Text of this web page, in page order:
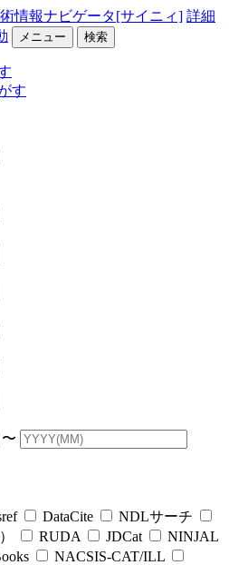
情報ナビゲータ[サイニィ] 詳細
メニュー 検索
す
〜
DataCite
NDLサーチ
RUDA JDCat
NINJAL
NACSIS-CAT/ILL